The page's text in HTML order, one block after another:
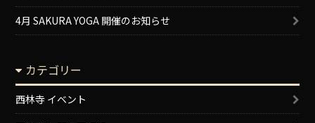
4月 SAKURA YOGA 開催のお知らせ
カテゴリー
西林寺 イベント